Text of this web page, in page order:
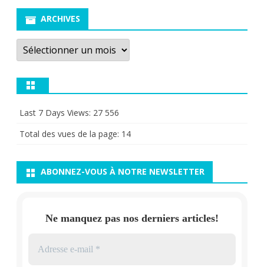
ARCHIVES
Archives
Last 7 Days Views: 27 556
Total des vues de la page: 14
ABONNEZ-VOUS À NOTRE NEWSLETTER
Ne manquez pas nos derniers articles!